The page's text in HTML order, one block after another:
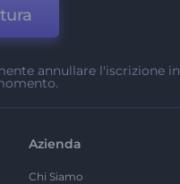
annullare l'iscrizione in
Azienda
Chi Siamo